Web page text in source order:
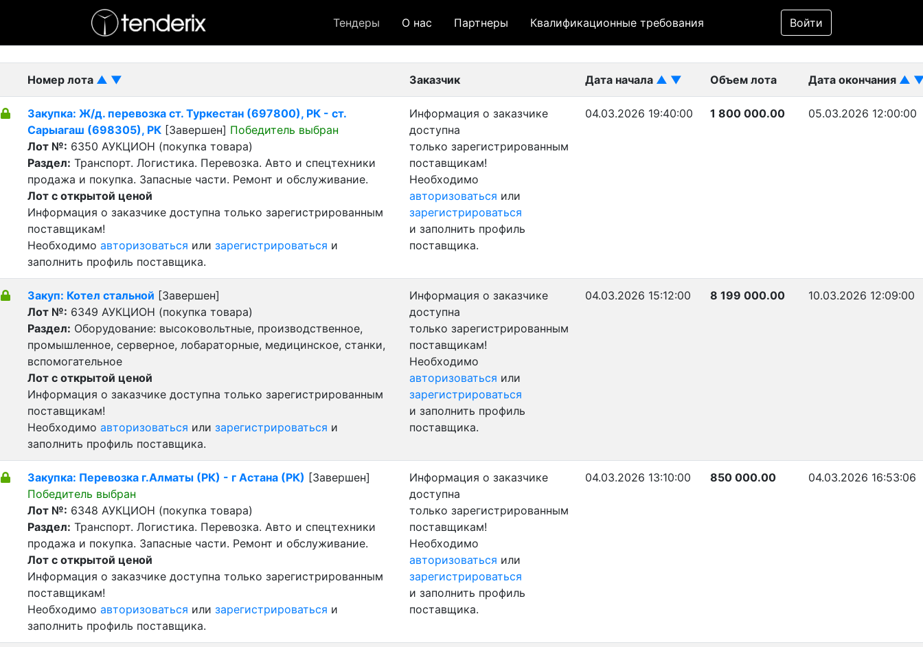
Тендеры О нас Партнеры Квалификационные требования Войти
Фильтр
- Завершенный лот
Номер лота ▲ ▼ Заказчик Дата начала ▲ ▼ Объем лота Дата окончания ▲
Закупка: Ж/д. перевозка ст. Туркестан (697800), РК - ст.
Сарыагаш (698305), РК [Завершен] Победитель выбран
Лот №: 6350 АУКЦИОН (покупка товара)
Раздел: Транспорт. Логистика. Перевозка. Авто и спецтехники
продажа и покупка. Запасные части. Ремонт и обслуживание.
Лот с открытой ценой
Информация о заказчике доступна только зарегистрированным
поставщикам!
Необходимо авторизоваться или зарегистрироваться и
заполнить профиль поставщика.
Информация о заказчике
доступна
только зарегистрированным
поставщикам!
Необходимо
авторизоваться или
зарегистрироваться
и заполнить профиль
поставщика.
04.03.2026 19:40:00 1 800 000.00 05.03.2026 12:00:00
Закуп: Котел стальной [Завершен]
Лот №: 6349 АУКЦИОН (покупка товара)
Раздел: Оборудование: высоковольтные, производственное,
промышленное, серверное, лобараторные, медицинское, станки,
вспомогательное
Лот с открытой ценой
Информация о заказчике доступна только зарегистрированным
поставщикам!
Необходимо авторизоваться или зарегистрироваться и
заполнить профиль поставщика.
Информация о заказчике
доступна
только зарегистрированным
поставщикам!
Необходимо
авторизоваться или
зарегистрироваться
и заполнить профиль
поставщика.
04.03.2026 15:12:00 8 199 000.00 10.03.2026 12:09:00
Закупка: Перевозка г.Алматы (РК) - г Астана (РК) [Завершен]
Победитель выбран
Лот №: 6348 АУКЦИОН (покупка товара)
Раздел: Транспорт. Логистика. Перевозка. Авто и спецтехники
продажа и покупка. Запасные части. Ремонт и обслуживание.
Лот с открытой ценой
Информация о заказчике доступна только зарегистрированным
поставщикам!
Необходимо авторизоваться или зарегистрироваться и
заполнить профиль поставщика.
Информация о заказчике
доступна
только зарегистрированным
поставщикам!
Необходимо
авторизоваться или
зарегистрироваться
и заполнить профиль
поставщика.
04.03.2026 13:10:00 850 000.00 04.03.2026 16:53:06